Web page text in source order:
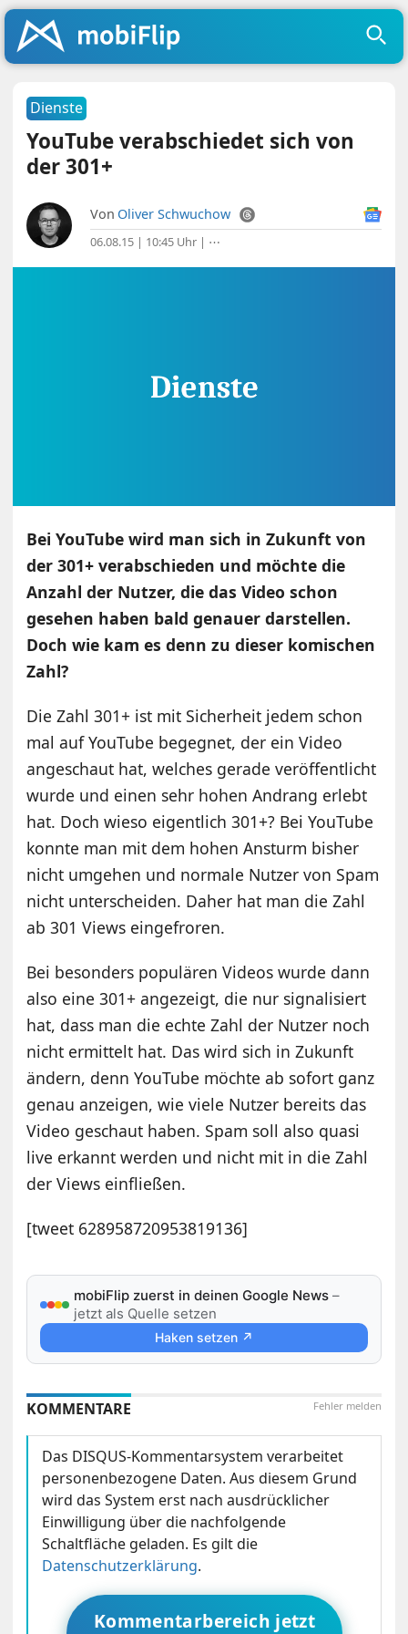
Dienste
YouTube verabschiedet sich von
der 301+
Von Oliver Schwuchow
06.08.15 | 10:45 Uhr | ⋯
Bei YouTube wird man sich in Zukunft von
der 301+ verabschieden und möchte die
Anzahl der Nutzer, die das Video schon
gesehen haben bald genauer darstellen.
Doch wie kam es denn zu dieser komischen
Zahl?
Die Zahl 301+ ist mit Sicherheit jedem schon
mal auf YouTube begegnet, der ein Video
angeschaut hat, welches gerade veröffentlicht
wurde und einen sehr hohen Andrang erlebt
hat. Doch wieso eigentlich 301+? Bei YouTube
konnte man mit dem hohen Ansturm bisher
nicht umgehen und normale Nutzer von Spam
nicht unterscheiden. Daher hat man die Zahl
ab 301 Views eingefroren.
Bei besonders populären Videos wurde dann
also eine 301+ angezeigt, die nur signalisiert
hat, dass man die echte Zahl der Nutzer noch
nicht ermittelt hat. Das wird sich in Zukunft
ändern, denn YouTube möchte ab sofort ganz
genau anzeigen, wie viele Nutzer bereits das
Video geschaut haben. Spam soll also quasi
live erkannt werden und nicht mit in die Zahl
der Views einfließen.
[tweet 628958720953819136]
mobiFlip zuerst in deinen Google News –
jetzt als Quelle setzen
Haken setzen ↗
Fehler melden
KOMMENTARE
Das DISQUS-Kommentarsystem verarbeitet
personenbezogene Daten. Aus diesem Grund
wird das System erst nach ausdrücklicher
Einwilligung über die nachfolgende
Schaltfläche geladen. Es gilt die
Datenschutzerklärung.
Kommentarbereich jetzt